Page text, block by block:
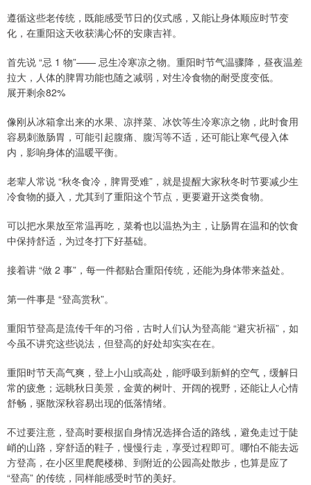
遵循这些老传统，既能感受节日的仪式感，又能让身体顺应时节变
化，在重阳这天收获满心怀的安康吉祥。
首先说 “忌 1 物”—— 忌生冷寒凉之物。重阳时节气温骤降，昼夜温差
拉大，人体的脾胃功能也随之减弱，对生冷食物的耐受度变低。
展开剩余82%
像刚从冰箱拿出来的水果、凉拌菜、冰饮等生冷寒凉之物，此时食用
容易刺激肠胃，可能引起腹痛、腹泻等不适，还可能让寒气侵入体
内，影响身体的温暖平衡。
老辈人常说 “秋冬食冷，脾胃受难”，就是提醒大家秋冬时节要减少生
冷食物的摄入，尤其到了重阳这个节点，更要避开这类食物。
可以把水果放至常温再吃，菜肴也以温热为主，让肠胃在温和的饮食
中保持舒适，为过冬打下好基础。
接着讲 “做 2 事”，每一件都贴合重阳传统，还能为身体带来益处。
第一件事是 “登高赏秋”。
重阳节登高是流传千年的习俗，古时人们认为登高能 “避灾祈福”，如
今虽不讲究这些说法，但登高的好处却实实在在。
重阳时节天高气爽，登上小山或高处，能呼吸到新鲜的空气，缓解日
常的疲惫；远眺秋日美景，金黄的树叶、开阔的视野，还能让人心情
舒畅，驱散深秋容易出现的低落情绪。
不过要注意，登高时要根据自身情况选择合适的路线，避免走过于陡
峭的山路，穿舒适的鞋子，慢慢行走，享受过程即可。哪怕不能去远
方登高，在小区里爬爬楼梯、到附近的公园高处散步，也算是应了
“登高” 的传统，同样能感受时节的美好。